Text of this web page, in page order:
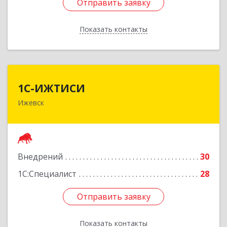
Отправить заявку
Показать контакты
Отправить заявку
Назад
1С-ИЖТИСИ
Ижевск
Внедрений
30
1С:Специалист
28
Отправить заявку
Показать контакты
426000, Удмуртская Респ, Ижевск г, им Вадима
Отправить заявку
Назад